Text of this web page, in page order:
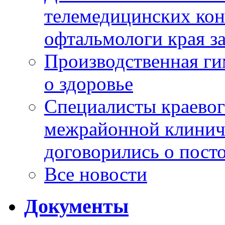
телемедицинских
офтальмологи края
Производственная
о здоровье
Специалисты
межрайонной
договорились о
Все новости
Документы